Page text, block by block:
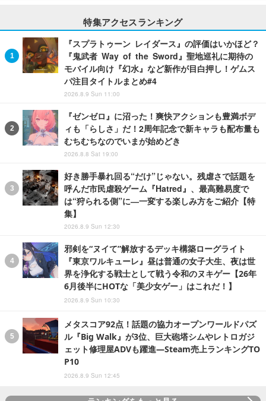
特集アクセスランキング
『スプラトゥーン レイダース』の評価はいかほど？
『鬼武者 Way of the Sword』聖地巡礼に期待の
モバイル向け『幻水』など新作が目白押し！ゲムス
パ注目タイトルまとめ#4
2026.8.9 Sun 11:00
『ゼンゼロ』に沼った！爽快アクションも豊満ボデ
ィも「らしさ」だ！2周年記念で新キャラも配布量も
むちむちなのでいまが始めどき
2026.8.8 Sat 19:00
好き勝手暴れ回る“だけ”じゃない。残虐さで話題を
呼んだ市民虐殺ゲーム『Hatred』、最高難易度で
は“狩られる側”に―一変する楽しみ方をご紹介【特
集】
2026.8.9 Sun 12:30
邪剣を“ヌイて”解放するデッキ構築ローグライト
『東京ワルキューレ』昼は普通の女子大生、夜は世
界を浄化する戦士として戦う令和のヌキゲー【26年
6月後半にHOTな「美少女ゲー」はこれだ！】
2026.8.9 Sun 10:30
メタスコア92点！話題の協力オープンワールドパズ
ル『Big Walk』が3位、巨大砲塔シムやレトロガジ
ェット修理屋ADVも躍進―Steam売上ランキングTO
P10
2026.8.9 Sun 12:45